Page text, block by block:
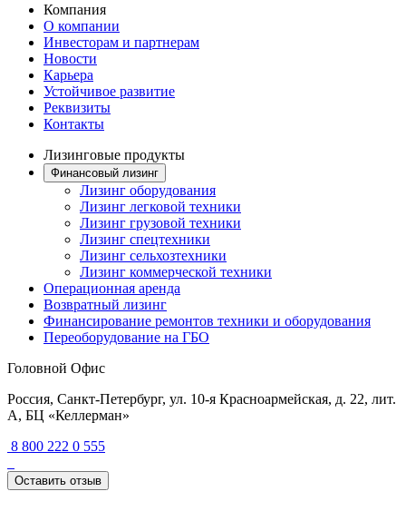
Компания
О компании
Инвесторам и партнерам
Новости
Карьера
Устойчивое развитие
Реквизиты
Контакты
Лизинговые продукты
Финансовый лизинг
Лизинг оборудования
Лизинг легковой техники
Лизинг грузовой техники
Лизинг спецтехники
Лизинг сельхозтехники
Лизинг коммерческой техники
Операционная аренда
Возвратный лизинг
Финансирование ремонтов техники и оборудования
Переоборудование на ГБО
Головной Офис
Россия, Санкт-Петербург, ул. 10-я Красноармейская, д. 22, лит.
А, БЦ «Келлерман»
8 800 222 0 555
Оставить отзыв